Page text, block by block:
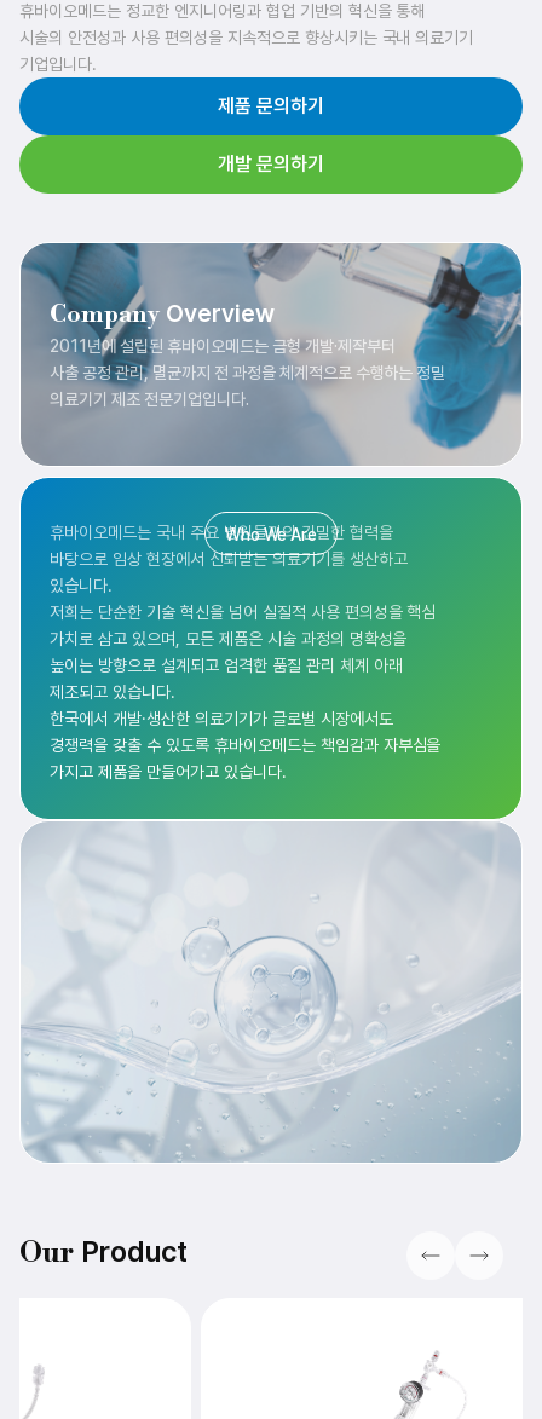
휴바이오메드는 정교한 엔지니어링과 협업 기반의 혁신을 통해
시술의 안전성과 사용 편의성을 지속적으로 향상시키는 국내 의료기기
기업입니다.
제품 문의하기
개발 문의하기
CompanyOverview
2011년에 설립된 휴바이오메드는 금형 개발·제작부터
사출 공정 관리, 멸균까지 전 과정을 체계적으로 수행하는 정밀
의료기기 제조 전문기업입니다.
Who We Are
휴바이오메드는 국내 주요 병원들과의 긴밀한 협력을
바탕으로 임상 현장에서 신뢰받는 의료기기를 생산하고
있습니다.
저희는 단순한 기술 혁신을 넘어 실질적 사용 편의성을 핵심
가치로 삼고 있으며, 모든 제품은 시술 과정의 명확성을
높이는 방향으로 설계되고 엄격한 품질 관리 체계 아래
제조되고 있습니다.
한국에서 개발·생산한 의료기기가 글로벌 시장에서도
경쟁력을 갖출 수 있도록 휴바이오메드는 책임감과 자부심을
가지고 제품을 만들어가고 있습니다.
OurProduct